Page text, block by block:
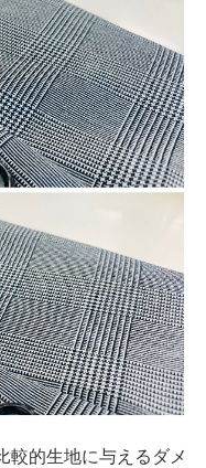
較的生地に与えるダメ